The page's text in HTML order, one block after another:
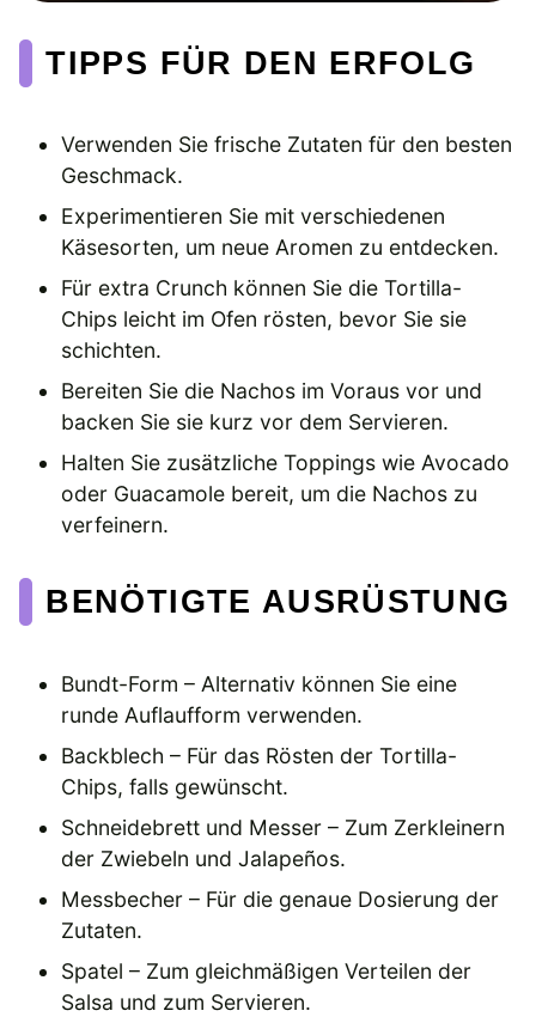
TIPPS FÜR DEN ERFOLG
Verwenden Sie frische Zutaten für den besten
Geschmack.
Experimentieren Sie mit verschiedenen
Käsesorten, um neue Aromen zu entdecken.
Für extra Crunch können Sie die Tortilla-
Chips leicht im Ofen rösten, bevor Sie sie
schichten.
Bereiten Sie die Nachos im Voraus vor und
backen Sie sie kurz vor dem Servieren.
Halten Sie zusätzliche Toppings wie Avocado
oder Guacamole bereit, um die Nachos zu
verfeinern.
BENÖTIGTE AUSRÜSTUNG
Bundt-Form – Alternativ können Sie eine
runde Auflaufform verwenden.
Backblech – Für das Rösten der Tortilla-
Chips, falls gewünscht.
Schneidebrett und Messer – Zum Zerkleinern
der Zwiebeln und Jalapeños.
Messbecher – Für die genaue Dosierung der
Zutaten.
Spatel – Zum gleichmäßigen Verteilen der
Salsa und zum Servieren.